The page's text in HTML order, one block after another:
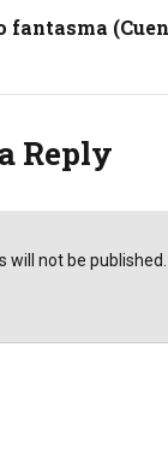
fantasma
Reply
will not be